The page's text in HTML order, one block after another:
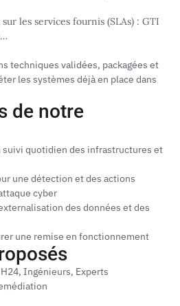
les services fournis (SLAs) : GTI
techniques validées, packagées et
les systèmes déjà en place dans
de notre
suivi quotidien des infrastructures et
une détection et des actions
cyber
des données et des
une remise en fonctionnement
Ingénieurs, Experts